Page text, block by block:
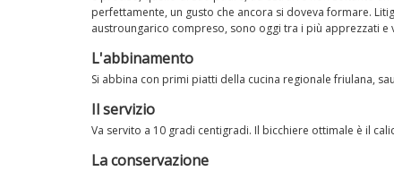
perfettamente, un gusto che ancora si doveva formare.
austroungarico compreso, sono oggi tra i più apprezzati
L'abbinamento
Si abbina con primi piatti della cucina regionale friulana,
Il servizio
Va servito a 10 gradi centigradi. Il bicchiere ottimale è il
La conservazione